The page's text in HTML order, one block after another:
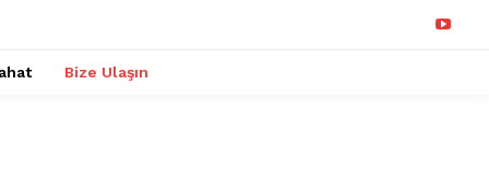
Bize Ulaşın